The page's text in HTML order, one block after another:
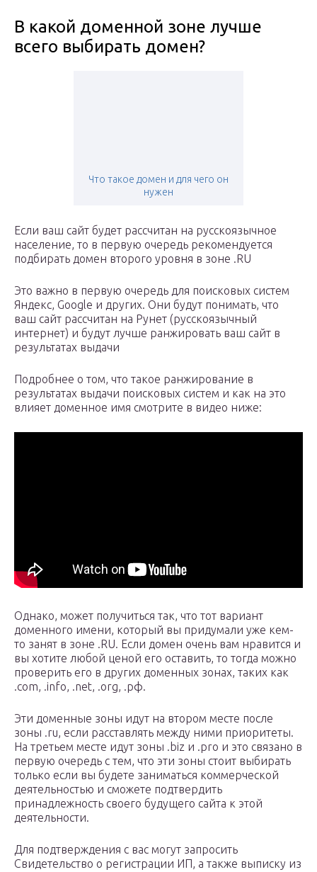
В какой доменной зоне лучше
всего выбирать домен?
Что такое домен и для чего он
нужен
Если ваш сайт будет рассчитан на русскоязычное
население, то в первую очередь рекомендуется
подбирать домен второго уровня в зоне .RU
Это важно в первую очередь для поисковых систем
Яндекс, Google и других. Они будут понимать, что
ваш сайт рассчитан на Рунет (русскоязычный
интернет) и будут лучше ранжировать ваш сайт в
результатах выдачи
Подробнее о том, что такое ранжирование в
результатах выдачи поисковых систем и как на это
влияет доменное имя смотрите в видео ниже:
Однако, может получиться так, что тот вариант
доменного имени, который вы придумали уже кем-
то занят в зоне .RU. Если домен очень вам нравится и
вы хотите любой ценой его оставить, то тогда можно
проверить его в других доменных зонах, таких как
.com, .info, .net, .org, .рф.
Эти доменные зоны идут на втором месте после
зоны .ru, если расставлять между ними приоритеты.
На третьем месте идут зоны .biz и .pro и это связано в
первую очередь с тем, что эти зоны стоит выбирать
только если вы будете заниматься коммерческой
деятельностью и сможете подтвердить
принадлежность своего будущего сайта к этой
деятельности.
Для подтверждения с вас могут запросить
Свидетельство о регистрации ИП, а также выписку из